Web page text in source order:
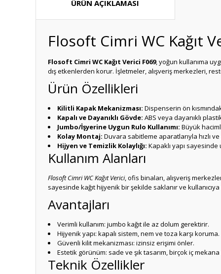
ÜRÜN AÇIKLAMASI
Flosoft Cimri WC Kağıt
Flosoft Cimri WC Kağıt Verici F069, yoğun kullanıma
dış etkenlerden korur. İşletmeler, alışveriş merkezleri,
Ürün Özellikleri
Kilitli Kapak Mekanizması: Dispenserin ön
Kapalı ve Dayanıklı Gövde: ABS veya dayanıklı
Jumbo/İşyerine Uygun Rulo Kullanımı: Büyük
Kolay Montaj: Duvara sabitleme aparatlarıyla hızlı
Hijyen ve Temizlik Kolaylığı: Kapaklı yapı
Kullanım Alanları
Flosoft Cimri WC Kağıt Verici, ofis binaları, alışveriş
sayesinde kağıt hijyenik bir şekilde saklanır ve
Avantajları
Verimli kullanım: jumbo kağıt ile az dolum gerektirir.
Hijyenik yapı: kapalı sistem, nem ve toza karşı koruma.
Güvenli kilit mekanizması: izinsiz erişimi önler.
Estetik görünüm: sade ve şık tasarım, birçok iç
Teknik Özellikler